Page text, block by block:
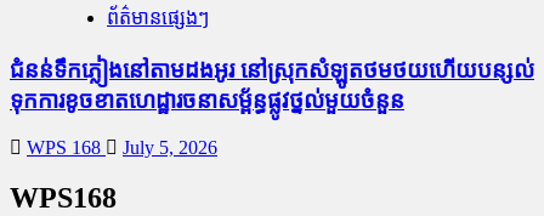
ព័ត៌មានផ្សេងៗ
ជំនន់​ទឹកភ្លៀង​នៅ​តាម​ដងអូរ​ នៅ​ស្រុក​សំឡូត​ថមថយ​ហើយ​បន្សល់​
ទុក​ការ​ខូចខាត​ហេដ្ឋារចនាសម្ព័ន្ធ​ផ្លូវថ្នល់​មួយ​ចំនួន
WPS 168 July 5, 2026
WPS168